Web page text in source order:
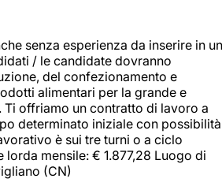
senza esperienza da inserire in un
/ le candidate dovranno
del confezionamento e
alimentari per la grande e
offriamo un contratto di lavoro a
determinato iniziale con possibilità
è sui tre turni o a ciclo
mensile: € 1.877,28 Luogo di
(CN)